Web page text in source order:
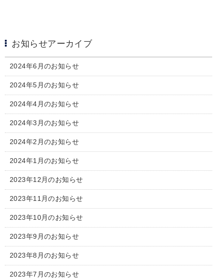
お知らせアーカイブ
2024年6月のお知らせ
2024年5月のお知らせ
2024年4月のお知らせ
2024年3月のお知らせ
2024年2月のお知らせ
2024年1月のお知らせ
2023年12月のお知らせ
2023年11月のお知らせ
2023年10月のお知らせ
2023年9月のお知らせ
2023年8月のお知らせ
2023年7月のお知らせ